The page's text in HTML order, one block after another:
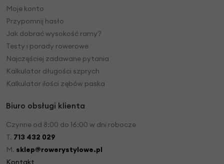
Moje konto
Przypomnij hasło
Jak dobrać wysokość ramy?
Testy i porady rowerowe
Najczęściej zadawane pytania
Kalkulator długości szprych
Kalkulator ilości zębów paska
Biuro obsługi klienta
Czynne od 8:00 do 16:00 w dni robocze
T. 713 432 029
M. sklep@rowerystylowe.pl
Kontakt